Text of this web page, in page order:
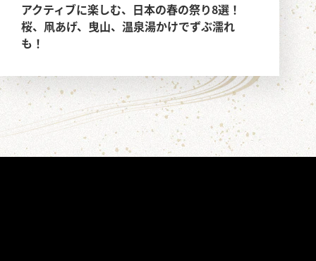
アクティブに楽しむ、日本の春の祭り8選！
桜、凧あげ、曳山、温泉湯かけでずぶ濡れ
も！